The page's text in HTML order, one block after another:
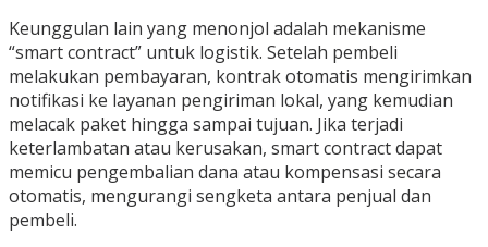
Keunggulan lain yang menonjol adalah mekanisme
“smart contract” untuk logistik. Setelah pembeli
melakukan pembayaran, kontrak otomatis mengirimkan
notifikasi ke layanan pengiriman lokal, yang kemudian
melacak paket hingga sampai tujuan. Jika terjadi
keterlambatan atau kerusakan, smart contract dapat
memicu pengembalian dana atau kompensasi secara
otomatis, mengurangi sengketa antara penjual dan
pembeli.